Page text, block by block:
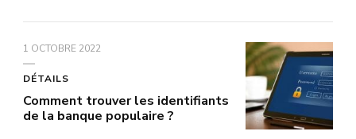
1 OCTOBRE 2022
DÉTAILS
Comment trouver les identifiants
de la banque populaire ?